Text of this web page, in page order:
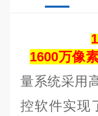
1600万像
量系统采用
控软件实现